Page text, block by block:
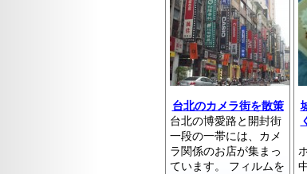
台北のカメラ街を散策
台北の博愛路と開封街
一段の一帯には、カメ
ラ関係のお店が集まっ
ています。 フィルムを